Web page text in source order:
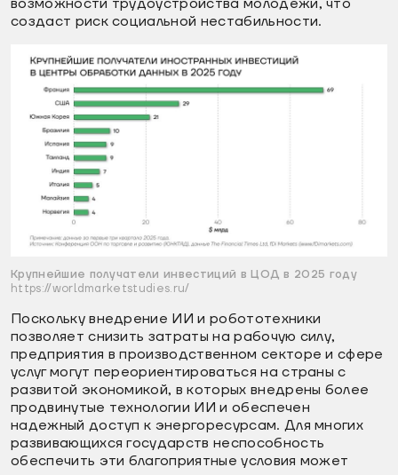
создаст риск социальной нестабильности.
Крупнейшие получатели инвестиций в ЦОД в 2025 году
https://worldmarketstudies.ru/
Поскольку внедрение ИИ и робототехники
позволяет снизить затраты на рабочую силу,
предприятия в производственном секторе и сфере
услуг могут переориентироваться на страны с
развитой экономикой, в которых внедрены более
продвинутые технологии ИИ и обеспечен
надежный доступ к энергоресурсам. Для многих
развивающихся государств неспособность
обеспечить эти благоприятные условия может